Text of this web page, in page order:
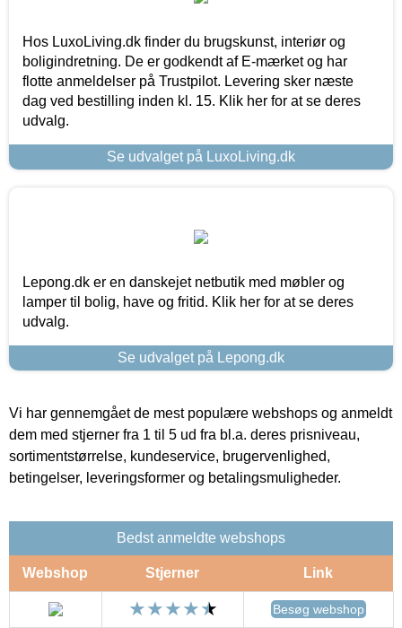
Hos LuxoLiving.dk finder du brugskunst, interiør og
boligindretning. De er godkendt af E-mærket og har
flotte anmeldelser på Trustpilot. Levering sker næste
dag ved bestilling inden kl. 15. Klik her for at se deres
udvalg.
Se udvalget på LuxoLiving.dk
Lepong.dk er en danskejet netbutik med møbler og
lamper til bolig, have og fritid. Klik her for at se deres
udvalg.
Se udvalget på Lepong.dk
Vi har gennemgået de mest populære webshops og anmeldt
dem med stjerner fra 1 til 5 ud fra bl.a. deres prisniveau,
sortimentstørrelse, kundeservice, brugervenlighed,
betingelser, leveringsformer og betalingsmuligheder.
Bedst anmeldte webshops
Webshop Stjerner Link
Besøg webshop